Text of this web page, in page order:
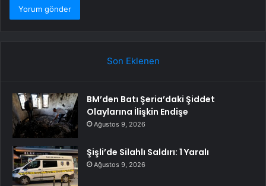
Son Eklenen
BM’den Batı Şeria’daki Şiddet
Olaylarına İlişkin Endişe
Ağustos 9, 2026
Şişli’de Silahlı Saldırı: 1 Yaralı
Ağustos 9, 2026